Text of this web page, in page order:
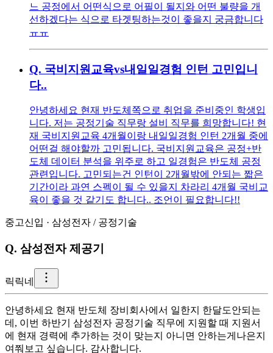
느 공정에서 어떤식으로 어필이 될지와 어떤 불량을 개
선하겠다는 식으로 타겟팅하는것이 좋을지 궁금합니다
ㅠㅠ
Q. 국비지원교육vs내일일경험 인턴 고민입니
다..
안녕하세요 현재 반도체쪽으로 취업을 준비중인 학생입
니다. 저는 공정기술 직무랑 설비 직무를 희망합니다! 현
재 국비지원교육 4개월이랑 내일일경험 인턴 2개월 중에
어떤걸 해야할까 고민됩니다. 국비지원교육은 공정+반
도체 데이터 분석을 위주로 하고 일경험은 반도체 공정
관련입니다. 고민되는건 인턴이 2개월밖에 안되는 짧은
기간이라 과연 스펙이 될 수 있을지 차라리 4개월 국비교
육이 좋을 것 같기도 합니다.. 조언이 필요합니다!!
중고신입 · 삼성전자 / 공정기술
Q. 삼성전자 제공기
릭릭네
안녕하세요 현재 반도체 장비회사에서 일한지 한달도안되는
데, 이번 하반기 삼성전자 공정기술 직무에 지원할 때 지원서
에 현재 경력에 추가하는 것이 맞는지 아니면 안하는게나은지
여쭤보고 싶습니다. 감사합니다.